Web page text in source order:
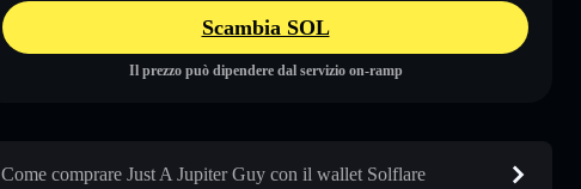
Scambia SOL
Il prezzo può dipendere dal servizio on-ramp
Come comprare Just A Jupiter Guy con il wallet Solflare